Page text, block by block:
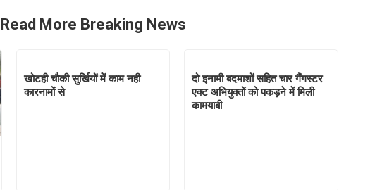
Read More Breaking News
खोटही चौकी सुर्खियों में काम नही
कारनामों से
दो इनामी बदमाशों सहित चार गैंगस्टर
एक्ट अभियुक्तों को पकड़ने में मिली
कामयाबी